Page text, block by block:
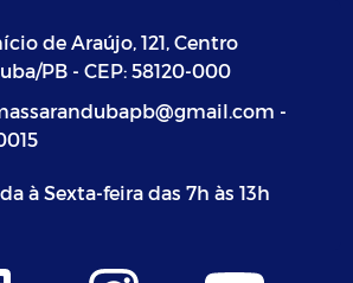
de Araújo, 121, Centro
PB - CEP: 58120-000
-
à Sexta-feira das 7h às 13h